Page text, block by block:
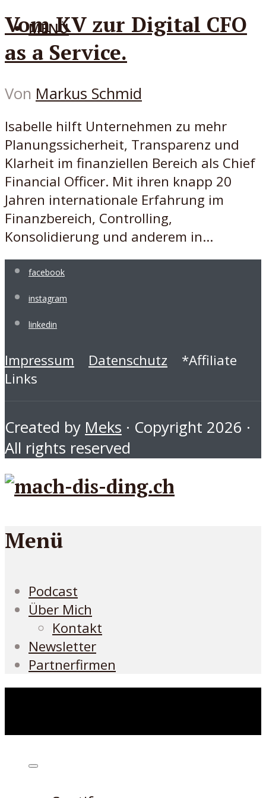
MENÜ
Vom KV zur Digital CFO
as a Service.
Von Markus Schmid
Isabelle hilft Unternehmen zu mehr
Planungssicherheit, Transparenz und
Klarheit im finanziellen Bereich als Chief
Financial Officer. Mit ihren knapp 20
Jahren internationale Erfahrung im
Finanzbereich, Controlling,
Konsolidierung und anderem in...
facebook
instagram
linkedin
Impressum Datenschutz *Affiliate
Links
Created by Meks · Copyright 2026 ·
All rights reserved
Menü
Podcast
Über Mich
Kontakt
Newsletter
Partnerfirmen